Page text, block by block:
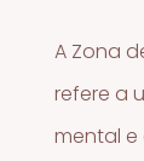
A Zona
refere a
mental e